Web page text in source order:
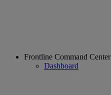
Frontline Command Center
Dashboard